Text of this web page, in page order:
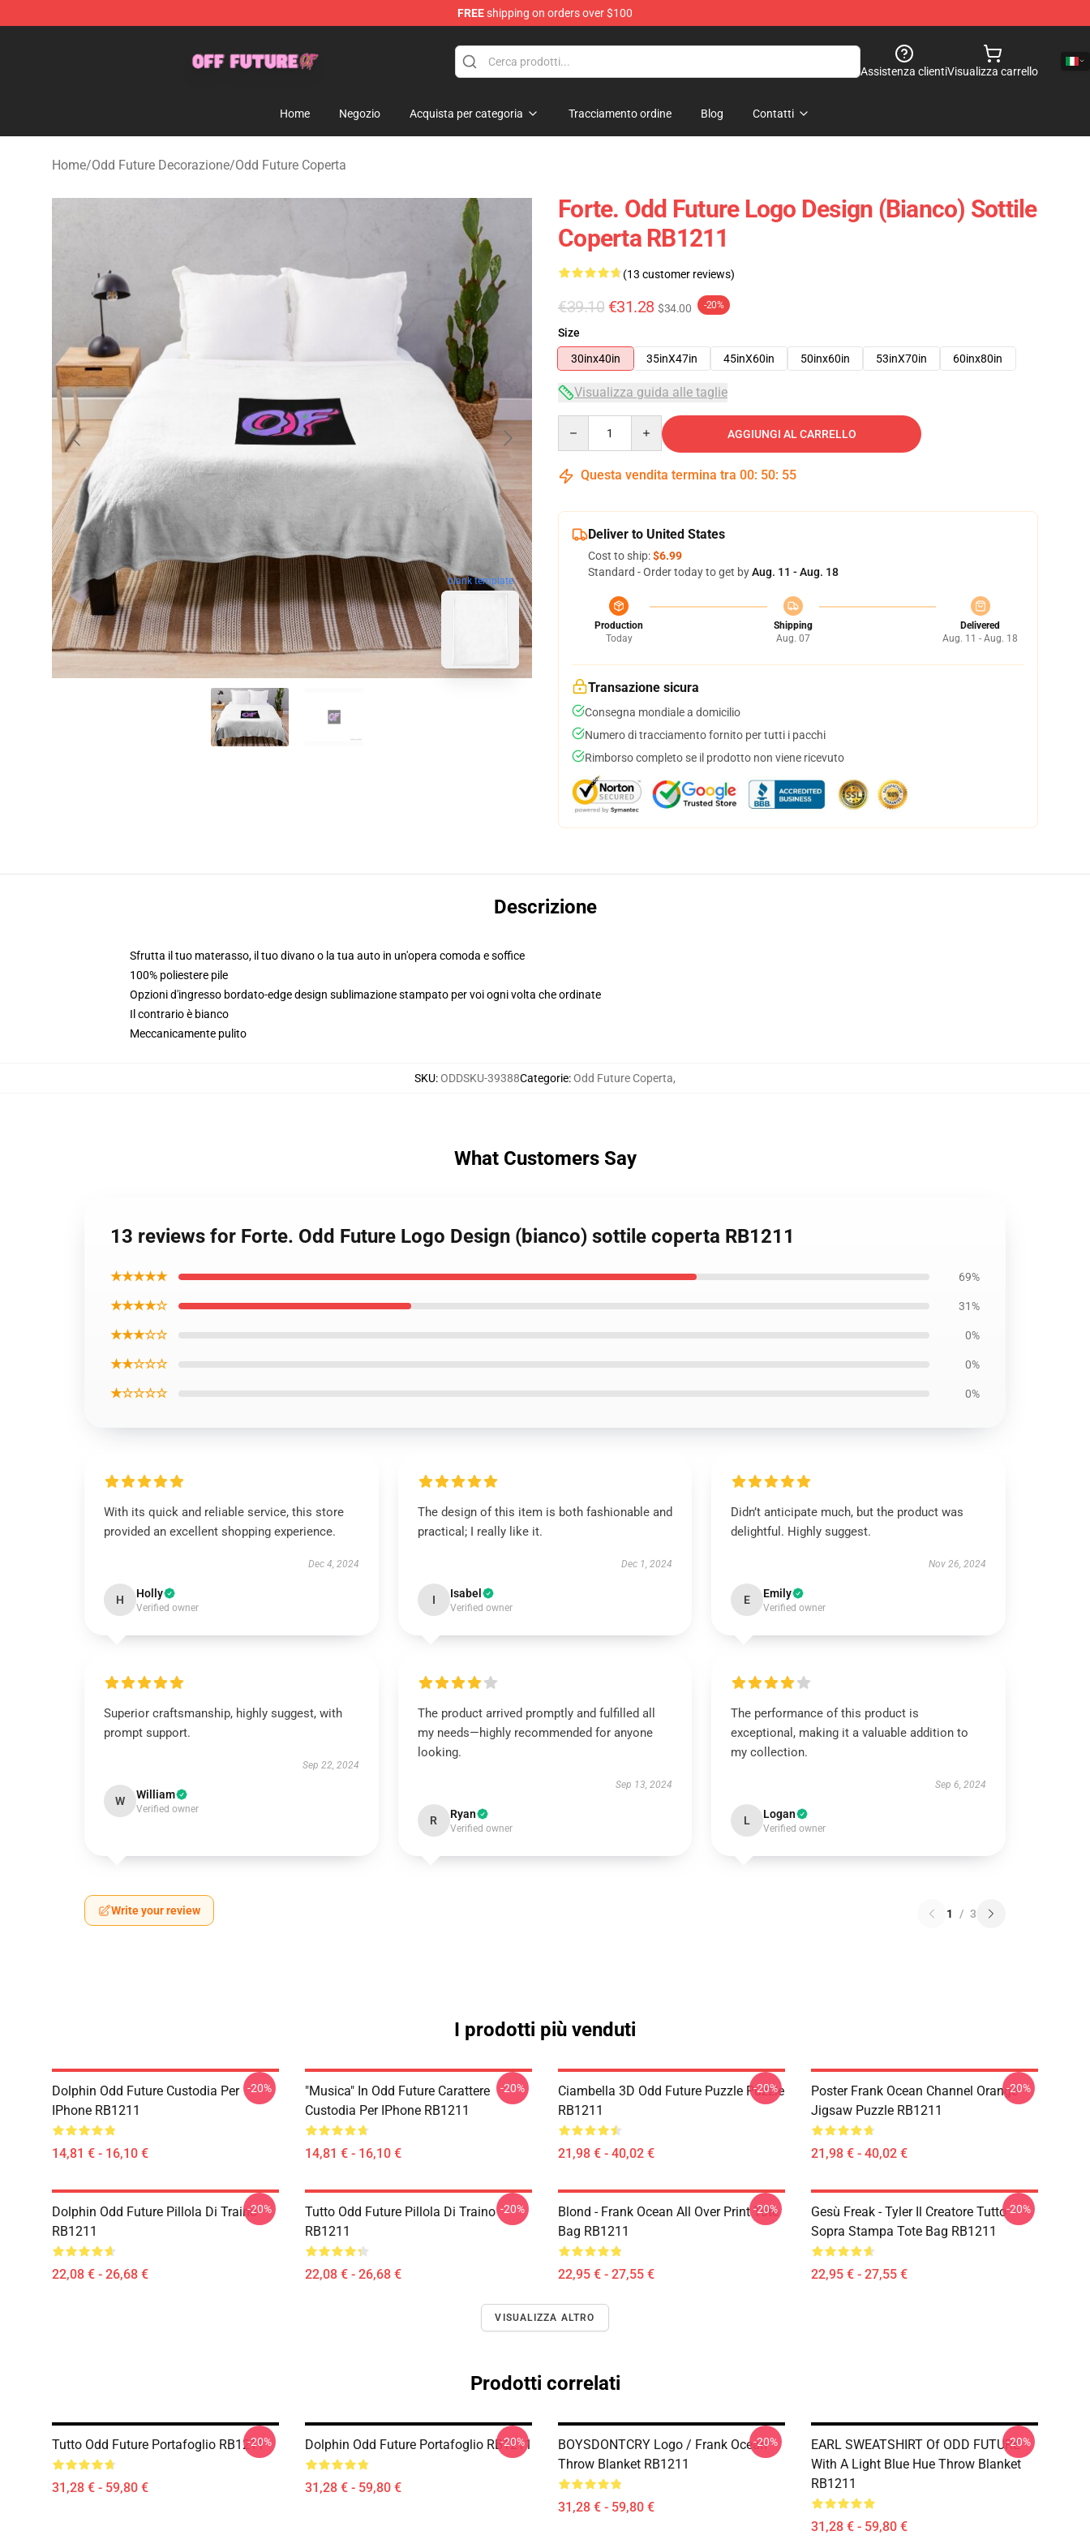
FREEshipping on orders over $100
Assistenza clientiVisualizza carrello
Home Negozio Acquista per categoria Tracciamento ordine Blog Contatti
Home/Odd Future Decorazione/Odd Future Coperta
blank template
Forte. Odd Future Logo Design (bianco) Sottile
Coperta RB1211
(13 customer reviews)
€39.10 €31.28 $34.00 -20%
Size
30inx40in
35inX47in 45inX60in 50inx60in 53inX70in 60inx80in
Visualizza guida alle taglie
AGGIUNGI AL CARRELLO
Questa vendita termina tra 00: 50: 54
Deliver to United States
Cost to ship:$6.99
Standard - Order today to get byAug. 11 - Aug. 18
Production
Today
Shipping
Aug. 07
Delivered
Aug. 11 - Aug. 18
Transazione sicura
Consegna mondiale a domicilio
Numero di tracciamento fornito per tutti i pacchi
Rimborso completo se il prodotto non viene ricevuto
Descrizione
Sfrutta il tuo materasso, il tuo divano o la tua auto in un'opera comoda e soffice
100% poliestere pile
Opzioni d'ingresso bordato-edge design sublimazione stampato per voi ogni volta che ordinate
Il contrario è bianco
Meccanicamente pulito
SKU:ODDSKU-39388Categorie:Odd Future Coperta,
What Customers Say
13 reviews for Forte. Odd Future Logo Design (bianco) sottile coperta RB1211
★★★★★ 69%
★★★★☆ 31%
★★★☆☆ 0%
★★☆☆☆ 0%
★☆☆☆☆ 0%
With its quick and reliable service, this store
provided an excellent shopping experience.
Dec 4, 2024
H Holly
Verified owner
The design of this item is both fashionable and
practical; I really like it.
Dec 1, 2024
I Isabel
Verified owner
Didn’t anticipate much, but the product was
delightful. Highly suggest.
Nov 26, 2024
E Emily
Verified owner
Superior craftsmanship, highly suggest, with
prompt support.
Sep 22, 2024
W William
Verified owner
The product arrived promptly and fulfilled all
my needs—highly recommended for anyone
looking.
Sep 13, 2024
R Ryan
Verified owner
The performance of this product is
exceptional, making it a valuable addition to
my collection.
Sep 6, 2024
L Logan
Verified owner
Write your review 1 / 3
I prodotti più venduti
Dolphin Odd Future Custodia Per
IPhone RB1211
14,81 € - 16,10 €
-20%
"Musica" In Odd Future Carattere
Custodia Per IPhone RB1211
14,81 € - 16,10 €
-20%
Ciambella 3D Odd Future Puzzle Puzzle
RB1211
21,98 € - 40,02 €
-20%
Poster Frank Ocean Channel Orange
Jigsaw Puzzle RB1211
21,98 € - 40,02 €
-20%
Dolphin Odd Future Pillola Di Traino
RB1211
22,08 € - 26,68 €
-20%
Tutto Odd Future Pillola Di Traino
RB1211
22,08 € - 26,68 €
-20%
Blond - Frank Ocean All Over Print Tote
Bag RB1211
22,95 € - 27,55 €
-20%
Gesù Freak - Tyler Il Creatore Tutto
Sopra Stampa Tote Bag RB1211
22,95 € - 27,55 €
-20%
VISUALIZZA ALTRO
Prodotti correlati
Tutto Odd Future Portafoglio RB1211
31,28 € - 59,80 €
-20% Dolphin Odd Future Portafoglio RB1211
31,28 € - 59,80 €
-20%
BOYSDONTCRY Logo / Frank Ocean
Throw Blanket RB1211
31,28 € - 59,80 €
-20%
EARL SWEATSHIRT Of ODD FUTURE
With A Light Blue Hue Throw Blanket
RB1211
31,28 € - 59,80 €
-20%